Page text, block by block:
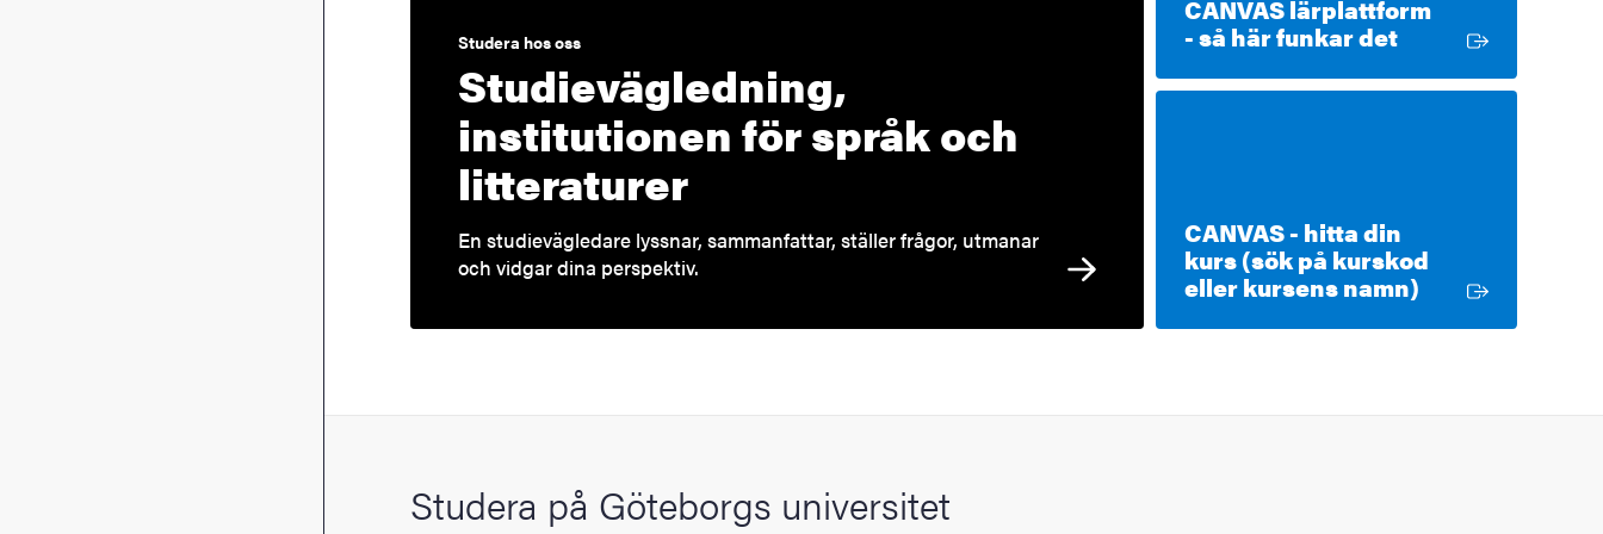
Studera hos oss
Studievägledning,
institutionen för språk och
litteraturer
En studievägledare lyssnar, sammanfattar, ställer frågor, utmanar
och vidgar dina perspektiv.
CANVAS lärplattform
- så här funkar detExtern länk
CANVAS - hitta din
kurs (sök på kurskod
eller kursens namn) Extern länk
Studera på Göteborgs universitet